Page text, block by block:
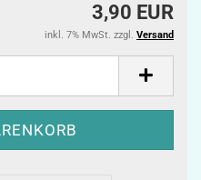
3,90 EUR
inkl. 7% MwSt. zzgl. Versand